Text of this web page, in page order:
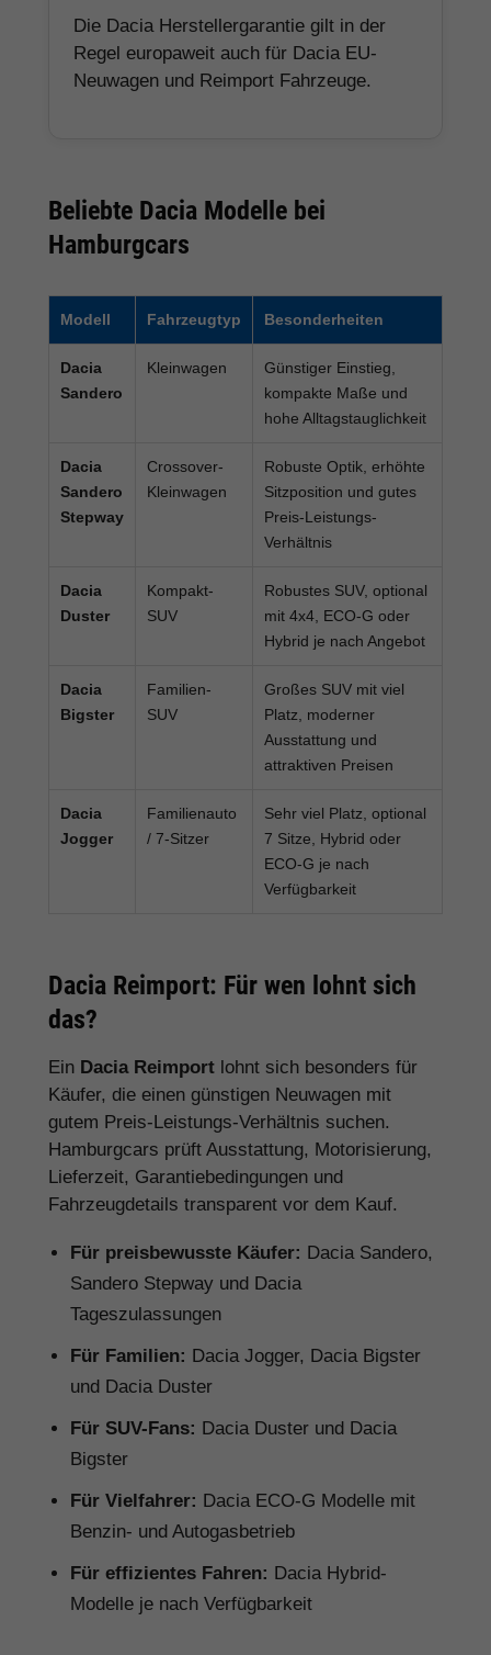
Die Dacia Herstellergarantie gilt in der
Regel europaweit auch für Dacia EU-
Neuwagen und Reimport Fahrzeuge.
Beliebte Dacia Modelle bei
Hamburgcars
Modell Fahrzeugtyp Besonderheiten
Dacia
Sandero
Kleinwagen
Günstiger Einstieg,
kompakte Maße und
hohe Alltagstauglichkeit
Dacia
Sandero
Stepway
Crossover-
Kleinwagen
Robuste Optik, erhöhte
Sitzposition und gutes
Preis-Leistungs-
Verhältnis
Dacia
Duster
Kompakt-
SUV
Robustes SUV, optional
mit 4x4, ECO-G oder
Hybrid je nach Angebot
Dacia
Bigster
Familien-
SUV
Großes SUV mit viel
Platz, moderner
Ausstattung und
attraktiven Preisen
Dacia
Jogger
Familienauto
/ 7-Sitzer
Sehr viel Platz, optional
7 Sitze, Hybrid oder
ECO-G je nach
Verfügbarkeit
Dacia Reimport: Für wen lohnt sich
das?
Ein Dacia Reimport lohnt sich besonders für
Käufer, die einen günstigen Neuwagen mit
gutem Preis-Leistungs-Verhältnis suchen.
Hamburgcars prüft Ausstattung, Motorisierung,
Lieferzeit, Garantiebedingungen und
Fahrzeugdetails transparent vor dem Kauf.
Für preisbewusste Käufer: Dacia Sandero,
Sandero Stepway und Dacia
Tageszulassungen
Für Familien: Dacia Jogger, Dacia Bigster
und Dacia Duster
Für SUV-Fans: Dacia Duster und Dacia
Bigster
Für Vielfahrer: Dacia ECO-G Modelle mit
Benzin- und Autogasbetrieb
Für effizientes Fahren: Dacia Hybrid-
Modelle je nach Verfügbarkeit